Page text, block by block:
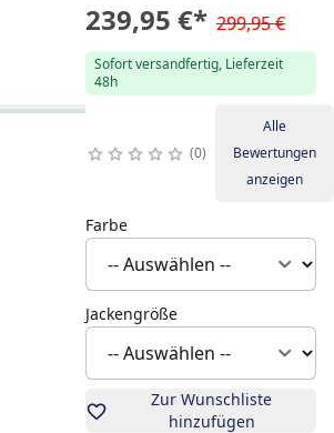
239,95 €* 299,95 €
Sofort versandfertig, Lieferzeit
48h
0
Alle
Bewertungen
anzeigen
Farbe
Jackengröße
Zur Wunschliste
hinzufügen